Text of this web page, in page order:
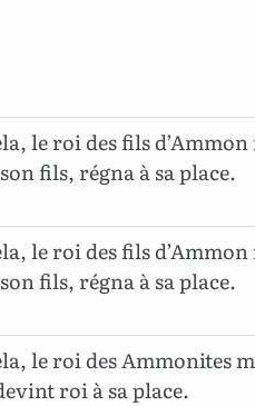
le roi des fils
fils, régna à sa place.
le roi des fils
fils, régna à sa place.
le roi des Ammonites
roi à sa place.